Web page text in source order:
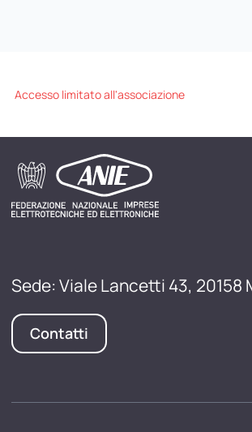
Accesso limitato all'associazione
Sede: Viale Lancetti 43, 20158
Contatti